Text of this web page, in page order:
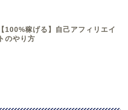
【100%稼げる】自己アフィリエイ
トのやり方